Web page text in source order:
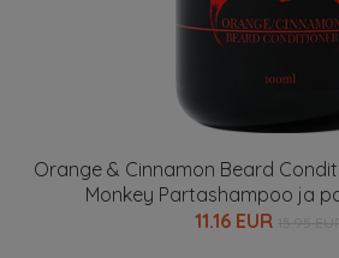
Orange & Cinnamon Beard
Monkey Partashampoo ja
11.16 EUR